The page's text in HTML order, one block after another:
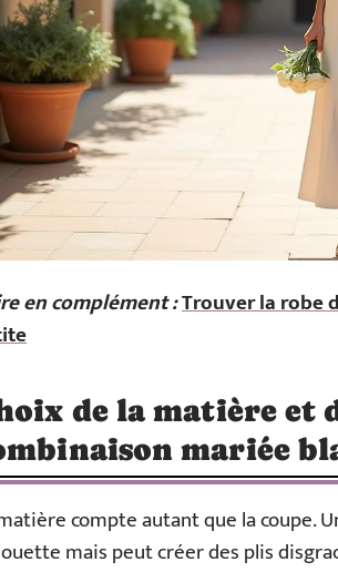
en complément :Trouver la robe
de la matière et
mariée
compte autant que la coupe.
mais peut créer des plis